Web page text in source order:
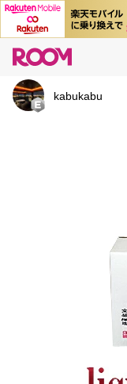
kabukabu